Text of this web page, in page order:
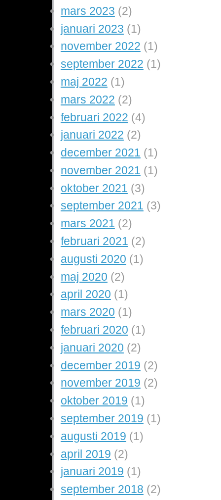
mars 2023 (2)
januari 2023 (1)
november 2022 (1)
september 2022 (1)
maj 2022 (1)
mars 2022 (2)
februari 2022 (4)
januari 2022 (2)
december 2021 (1)
november 2021 (1)
oktober 2021 (3)
september 2021 (3)
mars 2021 (2)
februari 2021 (2)
augusti 2020 (1)
maj 2020 (2)
april 2020 (1)
mars 2020 (1)
februari 2020 (1)
januari 2020 (2)
december 2019 (2)
november 2019 (2)
oktober 2019 (1)
september 2019 (1)
augusti 2019 (1)
april 2019 (2)
januari 2019 (1)
september 2018 (2)